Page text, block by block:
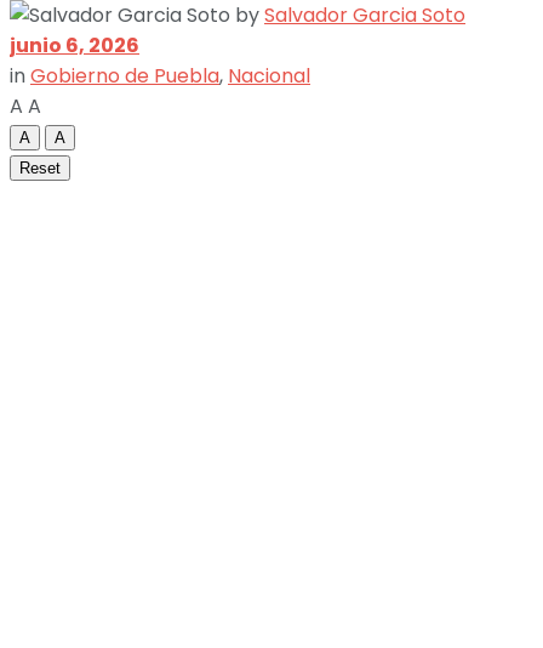
bySalvador Garcia Soto
junio 6, 2026
inGobierno de Puebla, Nacional
A A
A
A
Reset